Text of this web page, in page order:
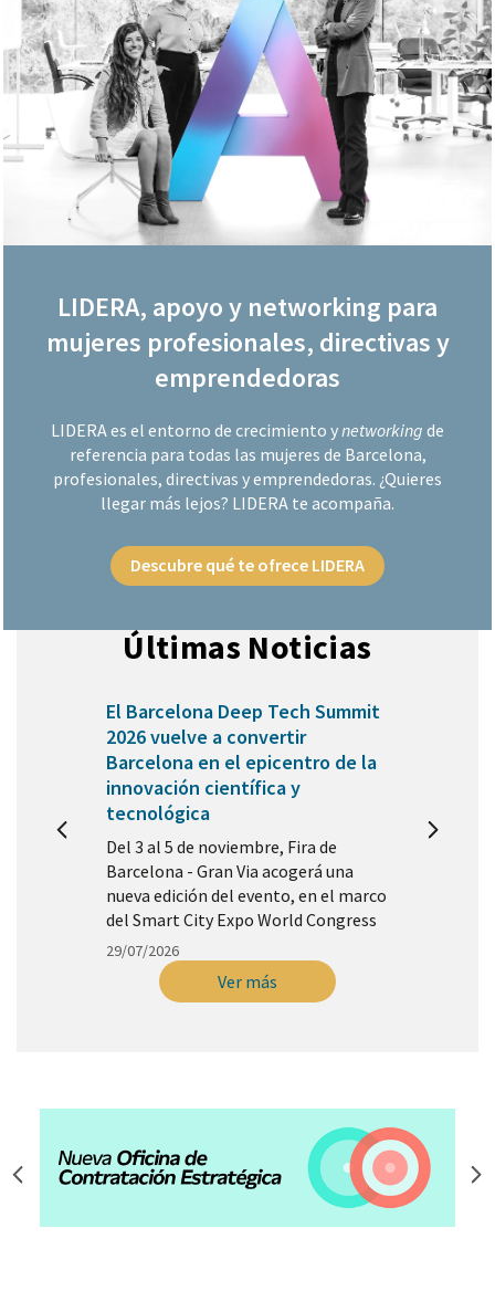
LIDERA, apoyo y networking para
mujeres profesionales, directivas y
emprendedoras
LIDERA es el entorno de crecimiento ynetworking de
referencia para todas las mujeres de Barcelona,
profesionales, directivas y emprendedoras. ¿Quieres
llegar más lejos? LIDERA te acompaña.
Descubre qué te ofrece LIDERA
Últimas Noticias
El Barcelona Deep Tech Summit
2026 vuelve a convertir
Barcelona en el epicentro de la
innovación científica y
tecnológica
Del 3 al 5 de noviembre, Fira de
Barcelona - Gran Via acogerá una
nueva edición del evento, en el marco
del Smart City Expo World Congress
29/07/2026
Anterior
Ver más